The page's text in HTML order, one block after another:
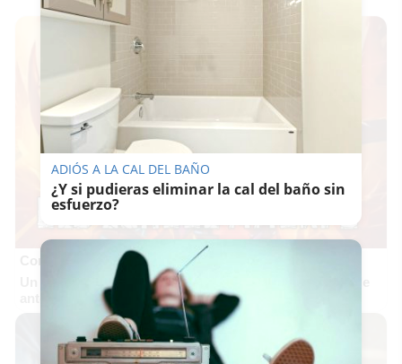
Corepunk MMORPG
Un verdadero MMORPG de la vieja escuela ¡Cómo los de
antes, pero mejor!
ADIÓS A LA CAL DEL BAÑO
¿Y si pudieras eliminar la cal del baño sin
esfuerzo?